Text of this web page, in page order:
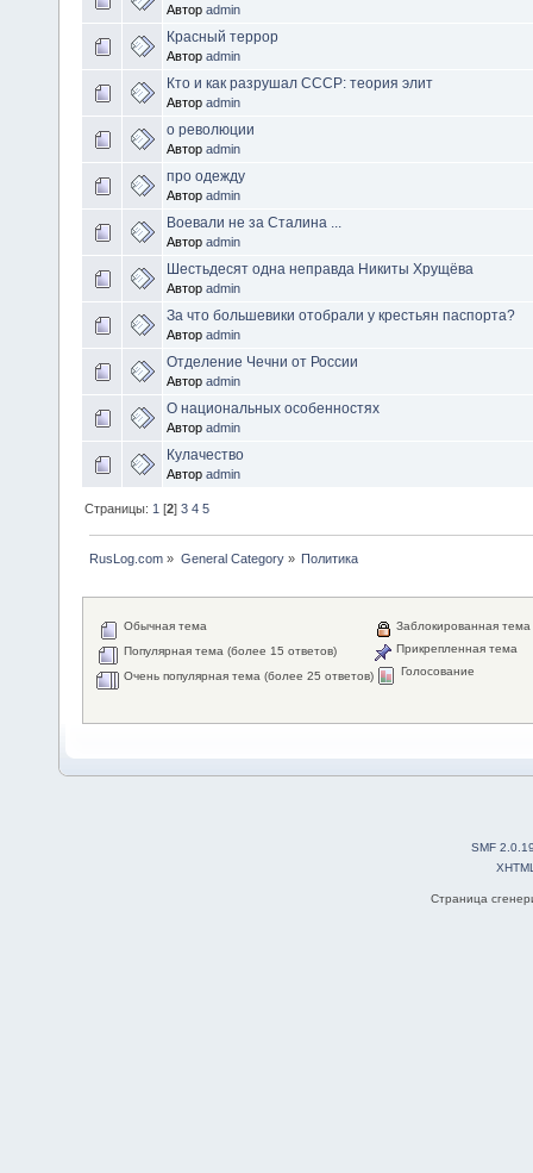
Автор admin
Красный террор
Автор admin
Кто и как разрушал СССР: теория элит
Автор admin
о революции
Автор admin
про одежду
Автор admin
Воевали не за Сталина ...
Автор admin
Шестьдесят одна неправда Никиты Хрущёва
Автор admin
За что большевики отобрали у крестьян паспорта?
Автор admin
Отделение Чечни от России
Автор admin
О национальных особенностях
Автор admin
Кулачество
Автор admin
Страницы: 1 [2]3 4 5
RusLog.com » General Category» Политика
Обычная тема
Популярная тема (более 15 ответов)
Очень популярная тема (более 25 ответов)
Заблокированная тема
Прикрепленная тема
Голосование
SMF
Страница